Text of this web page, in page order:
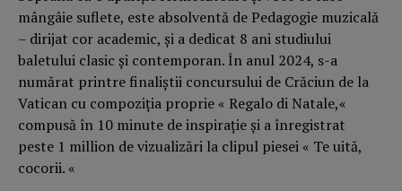
mângâie suflete, este absolventă de Pedagogie muzicală
– dirijat cor academic, şi a dedicat 8 ani studiului
baletului clasic şi contemporan. În anul 2024, s-a
numărat printre finaliştii concursului de Crăciun de la
Vatican cu compoziţia proprie « Regalo di Natale,«
compusă în 10 minute de inspiraţie şi a înregistrat
peste 1 million de vizualizări la clipul piesei « Te uită,
cocorii. «